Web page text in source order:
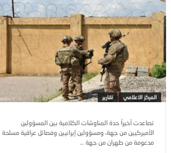
المركز الاعلامي تقارير
تصاعدت أخيراً حدة المناوشات الكلامية بين المسؤولين
الأميركيين من جهة، ومسؤولين إيرانيين وفصائل عراقية مسلحة
مدعومة من طهران من جهة ...